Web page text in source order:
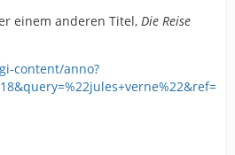
einem anderen Titel, Die Reise
content/anno?